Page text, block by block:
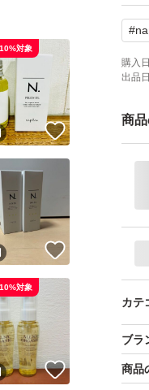
・
・
・
■ 商
理
・
※
■
・
る
対
#
購入
出品
商
カテ
ブラ
商品
いいね！
対象
いいね！
対象